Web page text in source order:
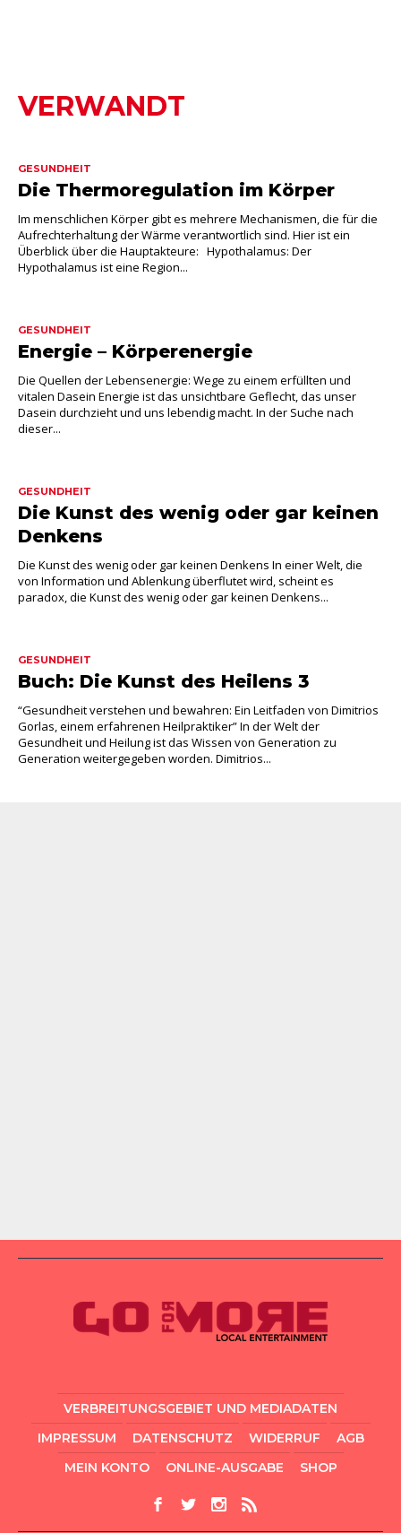
VERWANDT
GESUNDHEIT
Die Thermoregulation im Körper
Im menschlichen Körper gibt es mehrere Mechanismen, die für die
Aufrechterhaltung der Wärme verantwortlich sind. Hier ist ein
Überblick über die Hauptakteure: Hypothalamus: Der
Hypothalamus ist eine Region...
GESUNDHEIT
Energie – Körperenergie
Die Quellen der Lebensenergie: Wege zu einem erfüllten und
vitalen Dasein Energie ist das unsichtbare Geflecht, das unser
Dasein durchzieht und uns lebendig macht. In der Suche nach
dieser...
GESUNDHEIT
Die Kunst des wenig oder gar keinen
Denkens
Die Kunst des wenig oder gar keinen Denkens In einer Welt, die
von Information und Ablenkung überflutet wird, scheint es
paradox, die Kunst des wenig oder gar keinen Denkens...
GESUNDHEIT
Buch: Die Kunst des Heilens 3
“Gesundheit verstehen und bewahren: Ein Leitfaden von Dimitrios
Gorlas, einem erfahrenen Heilpraktiker” In der Welt der
Gesundheit und Heilung ist das Wissen von Generation zu
Generation weitergegeben worden. Dimitrios...
VERBREITUNGSGEBIET UND MEDIADATEN
IMPRESSUM
DATENSCHUTZ WIDERRUF
AGB
MEIN KONTO
ONLINE-AUSGABE SHOP